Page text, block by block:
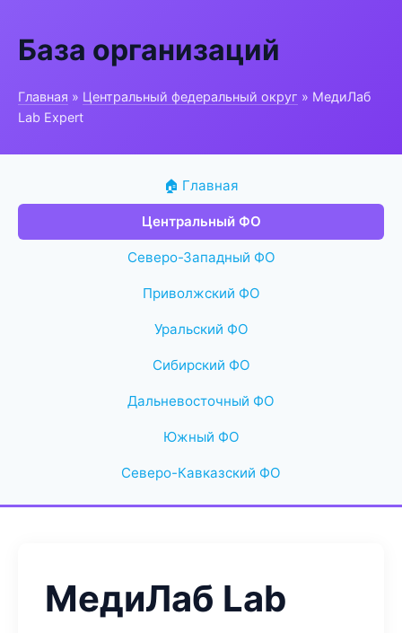
База организаций
Главная » Центральный федеральный округ » МедиЛаб
Lab Expert
🏠 Главная
Центральный ФО
Северо-Западный ФО
Приволжский ФО
Уральский ФО
Сибирский ФО
Дальневосточный ФО
Южный ФО
Северо-Кавказский ФО
МедиЛаб Lab